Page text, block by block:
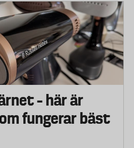
– här är
fungerar bäst